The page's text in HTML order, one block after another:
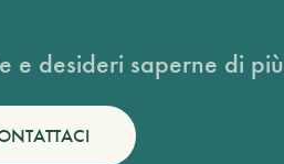
e desideri saperne di